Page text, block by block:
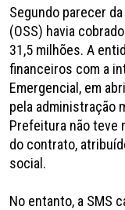
Segundo parecer
(OSS) havia
31,5 milhões. A
financeiros com a
Emergencial, em
pela administração
Prefeitura não teve
do contrato,
social.
No entanto, a SMS